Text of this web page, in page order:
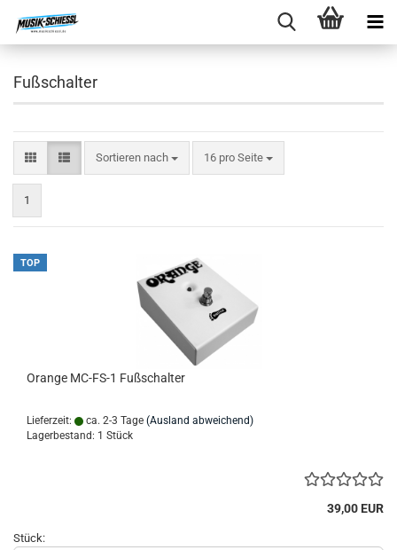
Fußschalter
Sortieren nach
Sortieren nach 16 pro Seite
pro Seite
1
TOP
Orange MC-FS-1 Fußschalter
Lieferzeit: ca. 2-3 Tage (Ausland abweichend)
Lagerbestand: 1 Stück
39,00 EUR
Stück: